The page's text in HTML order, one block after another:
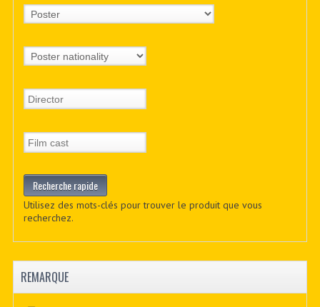
Utilisez des mots-clés pour trouver le produit que vous
recherchez.
REMARQUE